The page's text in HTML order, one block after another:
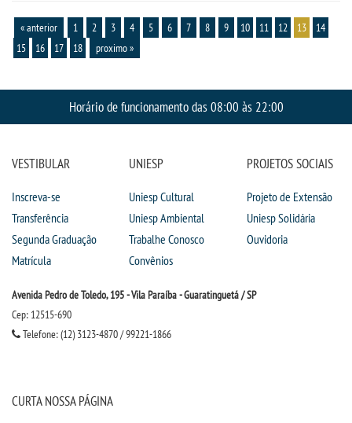
« anterior 1 2 3 4 5 6 7 8 9 10 11 12 13
14
15
16 17 18 proximo »
Horário de funcionamento das 08:00 às 22:00
VESTIBULAR
Inscreva-se
Transferência
Segunda Graduação
Matrícula
UNIESP
Uniesp Cultural
Uniesp Ambiental
Trabalhe Conosco
Convênios
PROJETOS SOCIAIS
Projeto de Extensão
Uniesp Solidária
Ouvidoria
Avenida Pedro de Toledo, 195 - Vila Paraíba - Guaratinguetá / SP
Cep: 12515-690
Telefone: (12) 3123-4870 / 99221-1866
CURTA NOSSA PÁGINA